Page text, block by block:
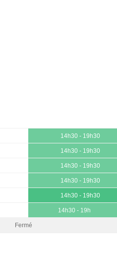
14h30 - 19h30
14h30 - 19h30
14h30 - 19h30
14h30 - 19h30
14h30 - 19h30
14h30 - 19h
Fermé